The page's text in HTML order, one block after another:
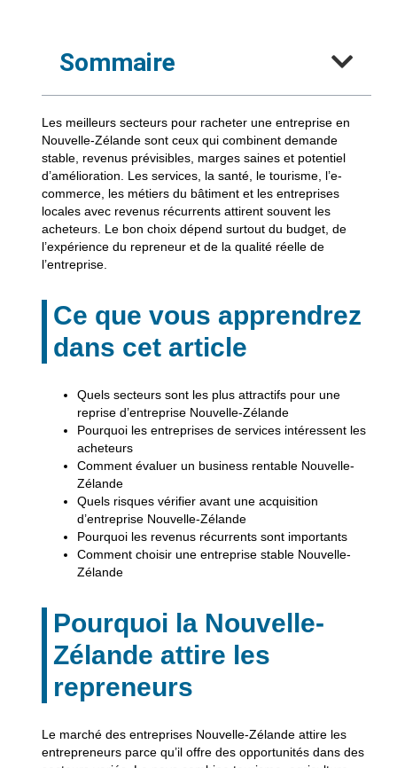
Sommaire
Les meilleurs secteurs pour racheter une entreprise en
Nouvelle-Zélande sont ceux qui combinent demande
stable, revenus prévisibles, marges saines et potentiel
d’amélioration. Les services, la santé, le tourisme, l’e-
commerce, les métiers du bâtiment et les entreprises
locales avec revenus récurrents attirent souvent les
acheteurs. Le bon choix dépend surtout du budget, de
l’expérience du repreneur et de la qualité réelle de
l’entreprise.
Ce que vous apprendrez
dans cet article
Quels secteurs sont les plus attractifs pour une
reprise d’entreprise Nouvelle-Zélande
Pourquoi les entreprises de services intéressent les
acheteurs
Comment évaluer un business rentable Nouvelle-
Zélande
Quels risques vérifier avant une acquisition
d’entreprise Nouvelle-Zélande
Pourquoi les revenus récurrents sont importants
Comment choisir une entreprise stable Nouvelle-
Zélande
Pourquoi la Nouvelle-
Zélande attire les
repreneurs
Le marché des entreprises Nouvelle-Zélande attire les
entrepreneurs parce qu’il offre des opportunités dans des